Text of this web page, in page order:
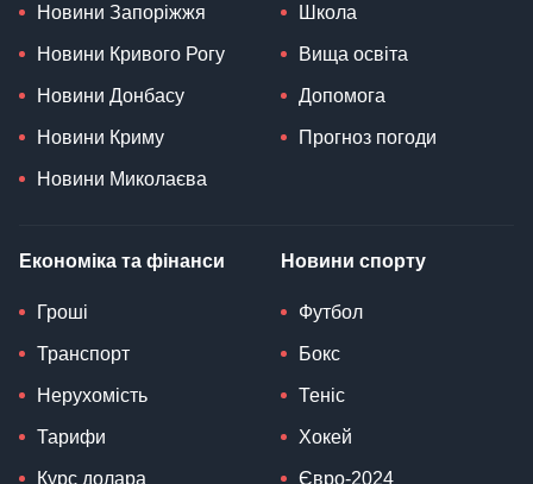
Новини Запоріжжя
Новини Кривого Рогу
Новини Донбасу
Новини Криму
Новини Миколаєва
Школа
Вища освіта
Допомога
Прогноз погоди
Економіка та фінанси
Гроші
Транспорт
Нерухомість
Тарифи
Курс долара
Новини спорту
Футбол
Бокс
Теніс
Хокей
Євро-2024